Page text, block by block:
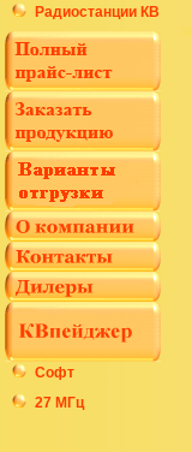
Радиостанции КВ
Софт
27 МГц